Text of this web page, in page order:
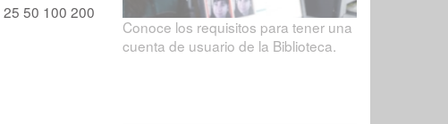
25 50 100 200
Conoce los requisitos para tener una
cuenta de usuario de la Biblioteca.